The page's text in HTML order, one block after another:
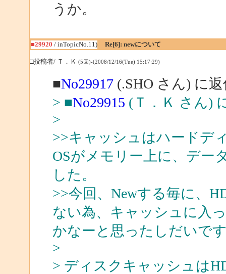
うか。
■29920 / inTopicNo.11) Re[6]: newについて
□投稿者/ Ｔ．Ｋ (5回)-(2008/12/16(Tue) 15:17:29)
■No29917(.SHO さん) に返
> ■No29915 (Ｔ．Ｋ さん)
>
>>キャッシュはハードデ
OSがメモリー上に、デー
した。
>>今回、Newする毎に、
ない為、キャッシュに入
かなーと思ったしだいで
>
> ディスクキャッシュは